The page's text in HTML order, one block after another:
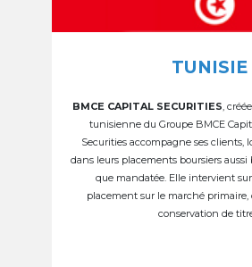
TUNISIE
BMCE CAPITAL SECURITIES ,
tunisienne du Groupe BMCE
Securities accompagne ses clients,
dans leurs placements boursiers
que mandatée. Elle intervient
placement sur le marché primaire,
conservation de